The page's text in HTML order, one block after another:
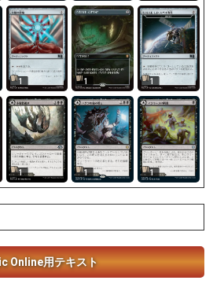
1 1 1
1 1 1
Online用テキスト